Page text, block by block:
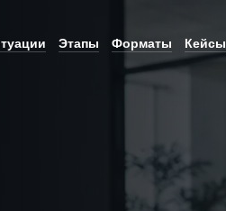
Этапы Форматы Кейсы